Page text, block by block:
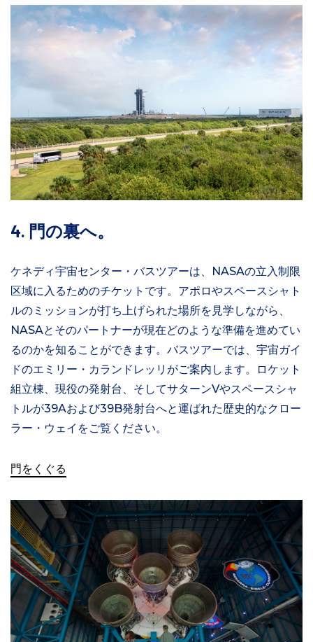
4. 門の裏へ。
ケネディ宇宙センター・バスツアーは、NASAの立入制限
区域に入るためのチケットです。アポロやスペースシャト
ルのミッションが打ち上げられた場所を見学しながら、
NASAとそのパートナーが現在どのような準備を進めてい
るのかを知ることができます。バスツアーでは、宇宙ガイ
ドのエミリー・カランドレッリがご案内します。ロケット
組立棟、現役の発射台、そしてサターンVやスペースシャ
トルが39Aおよび39B発射台へと運ばれた歴史的なクロー
ラー・ウェイをご覧ください。
門をくぐる